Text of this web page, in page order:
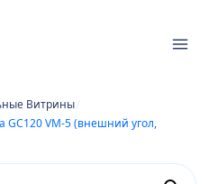
Витрины/
GC120 VM-5 (внешний угол,